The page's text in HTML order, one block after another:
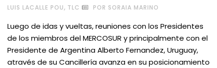
LUIS LACALLE POU, TLC POR SORAIA MARINO
Luego de idas y vueltas, reuniones con los Presidentes
de los miembros del MERCOSUR y principalmente con el
Presidente de Argentina Alberto Fernandez, Uruguay,
através de su Cancillería avanza en su posicionamiento